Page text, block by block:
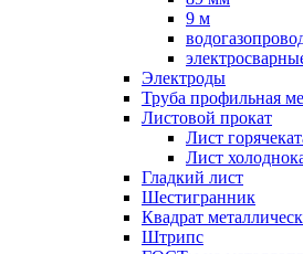
9 м
Электроды
Труба профильная
Листовой прокат
Лист
Лист
Гладкий лист
Шестигранник
Квадрат
Штрипс